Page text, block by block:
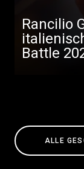
Rancilio
Battle
ALLE